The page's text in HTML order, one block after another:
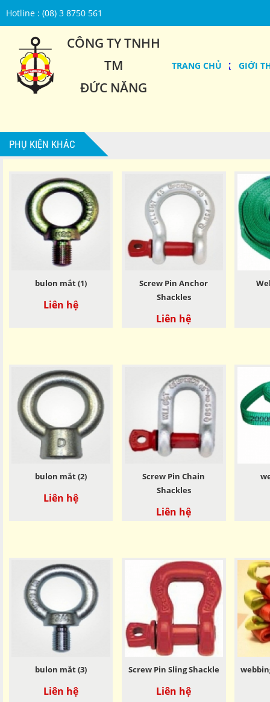
Hotline : (08) 3 8750 561
CÔNG TY TNHH
TM
ĐỨC NĂNG
TRANG CHỦ GIỚI
PHỤ KIỆN KHÁC
bulon mắt (1)
Liên hệ
Screw Pin Anchor
Shackles
Liên hệ
bulon mắt (2)
Liên hệ
Screw Pin Chain
Shackles
Liên hệ
bulon mắt (3)
Liên hệ
Screw Pin Sling Shackle
Liên hệ